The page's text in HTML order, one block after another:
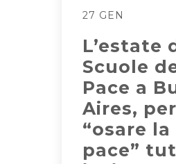
27 GEN
L’estate
Scuole
Pace a
Aires, per
“osare la
pace”